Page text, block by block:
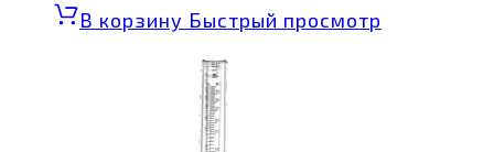
В корзину Быстрый просмотр